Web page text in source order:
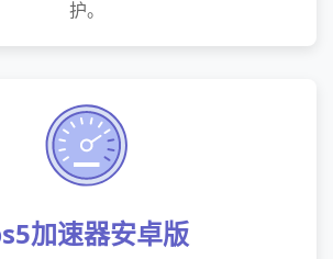
护。
加速器安卓版